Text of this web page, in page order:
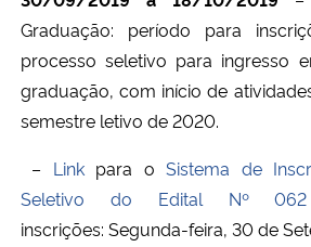
Banco Central do Brasil
Planalto
Graduação: período para
processo seletivo para ingresso
graduação, com início de
semestre letivo de 2020.
– Linkpara oSistema de
Seletivo do Edital Nº 062
inscrições: Segunda-feira, 30 de